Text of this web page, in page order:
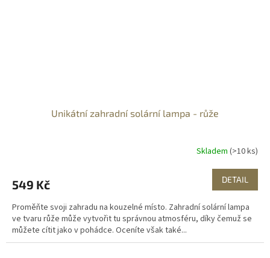
Unikátní zahradní solární lampa - růže
Skladem (>10 ks)
549 Kč DETAIL
Proměňte svoji zahradu na kouzelné místo. Zahradní solární lampa
ve tvaru růže může vytvořit tu správnou atmosféru, díky čemuž se
můžete cítit jako v pohádce. Oceníte však také...